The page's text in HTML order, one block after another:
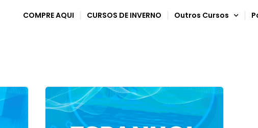
COMPRE AQUI CURSOS DE INVERNO Outros Cursos